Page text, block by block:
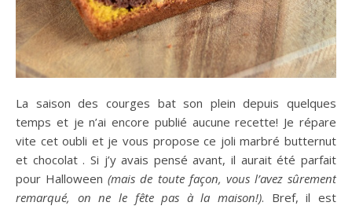
La saison des courges bat son plein depuis quelques
temps et je n’ai encore publié aucune recette! Je répare
vite cet oubli et je vous propose ce joli marbré butternut
et chocolat . Si j’y avais pensé avant, il aurait été parfait
pour Halloween(mais de toute façon, vous l’avez sûrement
remarqué, on ne le fête pas à la maison!). Bref, il est